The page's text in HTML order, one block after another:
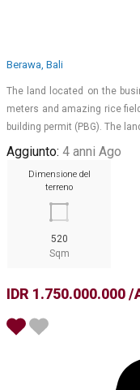
Berawa, Bali
The land located on the
meters and amazing rice
building permit (PBG). The
Aggiunto: 4 anni Ago
Dimensione del
terreno
520
Sqm
IDR 1.750.000.000 /